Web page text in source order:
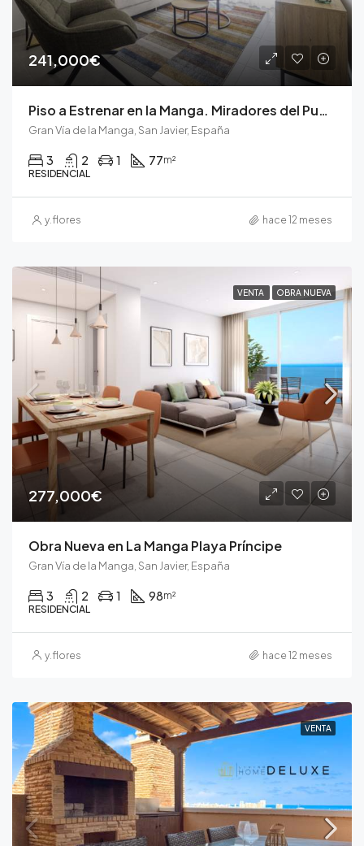
241,000€
Piso a Estrenar en la Manga. Miradores del Puerto
Gran Vía de la Manga, San Javier, España
3 2 1 77m²
RESIDENCIAL
y.flores hace 12 meses
VENTA OBRA NUEVA
277,000€
Obra Nueva en La Manga Playa Príncipe
Gran Vía de la Manga, San Javier, España
3 2 1 98m²
RESIDENCIAL
y.flores hace 12 meses
VENTA